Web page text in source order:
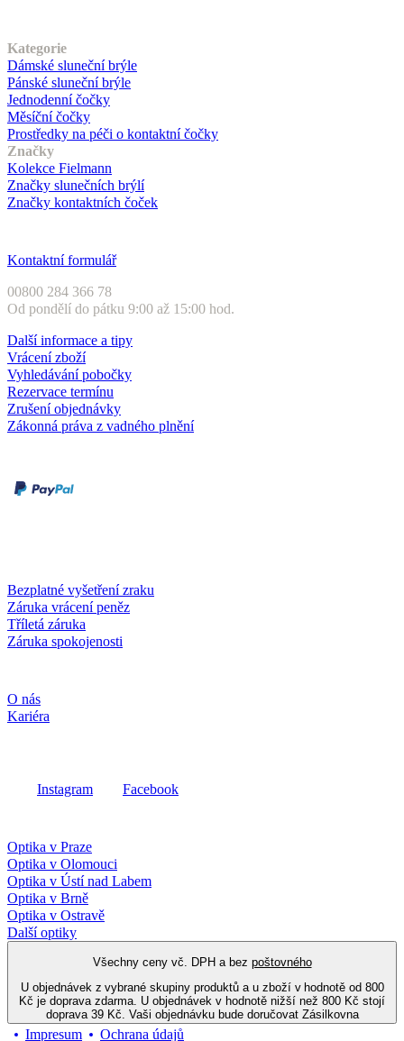
Kategorie
Dámské sluneční brýle
Pánské sluneční brýle
Jednodenní čočky
Měsíční čočky
Prostředky na péči o kontaktní čočky
Značky
Kolekce Fielmann
Značky slunečních brýlí
Značky kontaktních čoček
Kontaktní formulář
00800 284 366 78
Od pondělí do pátku 9:00 až 15:00 hod.
Další informace a tipy
Vrácení zboží
Vyhledávání pobočky
Rezervace termínu
Zrušení objednávky
Zákonná práva z vadného plnění
Bezplatné vyšetření zraku
Záruka vrácení peněz
Tříletá záruka
Záruka spokojenosti
O nás
Kariéra
Instagram Facebook
Optika v Praze
Optika v Olomouci
Optika v Ústí nad Labem
Optika v Brně
Optika v Ostravě
Další optiky
Všechny ceny vč. DPH a bez poštovného
U objednávek z vybrané skupiny produktů a u zboží v hodnotě od 800
Kč je doprava zdarma. U objednávek v hodnotě nižší než 800 Kč stojí
doprava 39 Kč. Vaši objednávku bude doručovat Zásilkovna
Impresum Ochrana údajů